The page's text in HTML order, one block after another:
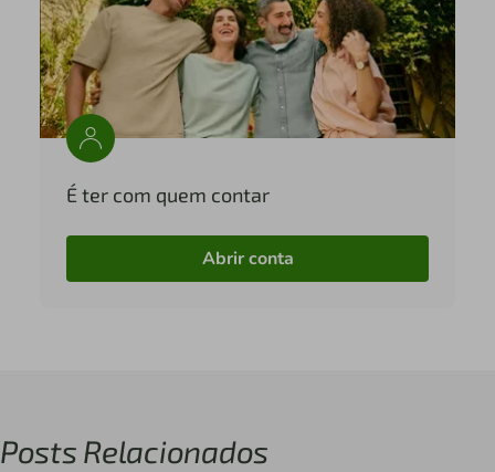
É ter com quem contar
Abrir conta
Posts Relacionados